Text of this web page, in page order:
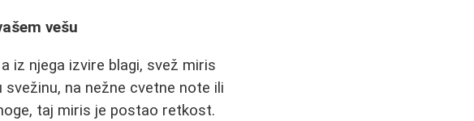
vešu
iz njega izvire blagi, svež miris
na nežne cvetne note ili
taj miris je postao retkost.